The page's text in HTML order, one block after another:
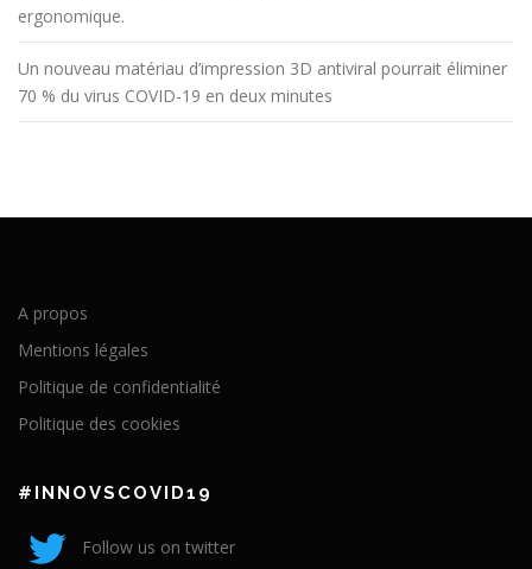
ergonomique.
Un nouveau matériau d’impression 3D antiviral pourrait éliminer
70 % du virus COVID-19 en deux minutes
A propos
Mentions légales
Politique de confidentialité
Politique des cookies
#INNOVSCOVID19
Follow us on twitter